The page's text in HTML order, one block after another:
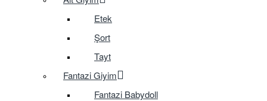
Etek
Şort
Tayt
Fantazi Giyim
Fantazi Babydoll